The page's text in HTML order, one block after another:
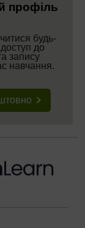
профіль
будь-
до
запису
навчання.